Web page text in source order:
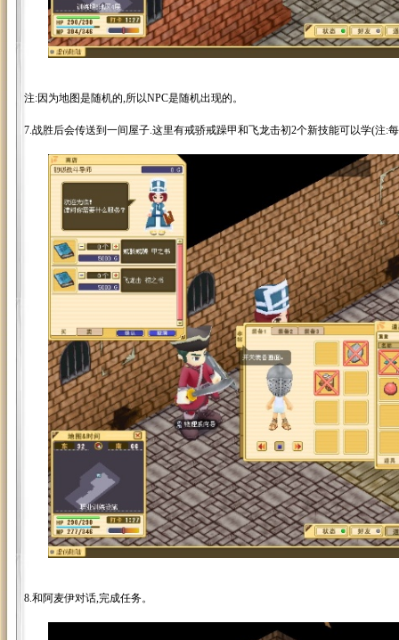
注:因为地图是随机的,所以NPC是随机出现的。
7.战胜后会传送到一间屋子.这里有戒骄戒躁甲和飞龙击初2个新技能可以学(注:
8.和阿麦伊对话,完成任务。